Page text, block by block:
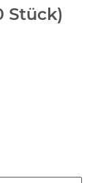
Stück)